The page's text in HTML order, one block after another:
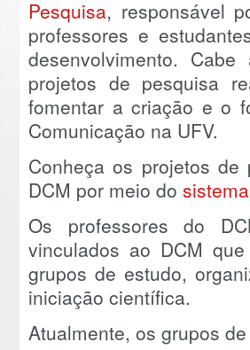
Pesquisa, responsável
professores e
desenvolvimento.
projetos de pesquisa
fomentar a criação e o
Comunicação na UFV.
Conheça os projetos
DCM por meio do
Os professores do
vinculados ao DCM
grupos de estudo,
iniciação científica.
Atualmente, os grupos